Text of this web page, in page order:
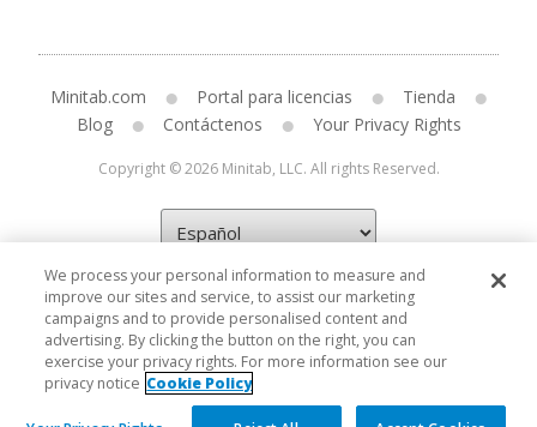
Minitab.com Portal para licencias
Tienda
Blog
Contáctenos Your Privacy Rights
Copyright © 2026 Minitab, LLC. All rights Reserved.
We process your personal information to measure and
improve our sites and service, to assist our marketing
campaigns and to provide personalised content and
advertising. By clicking the button on the right, you can
exercise your privacy rights. For more information see our
privacy notice Cookie Policy